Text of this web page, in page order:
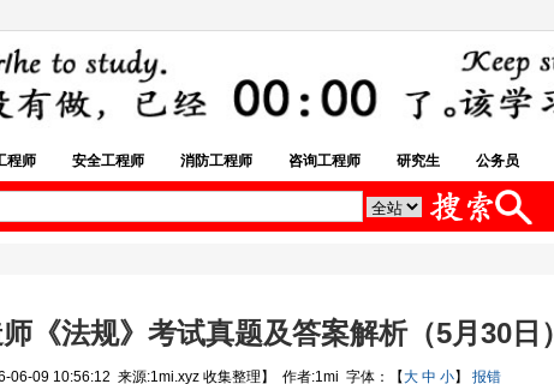
程师 安全工程师 消防工程师 咨询工程师 研究生 公务员
《法规》考试真题及答案解析（5月30日）
06-09 10:56:12 来源:1mi.xyz 收集整理】 作者:1mi 字体：【大 中 小】 报错